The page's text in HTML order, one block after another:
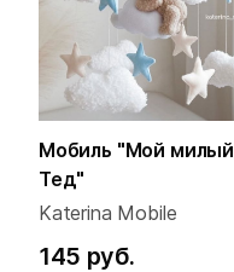
Мобиль "Мой милый
Тед"
Katerina Mobile
145 руб.